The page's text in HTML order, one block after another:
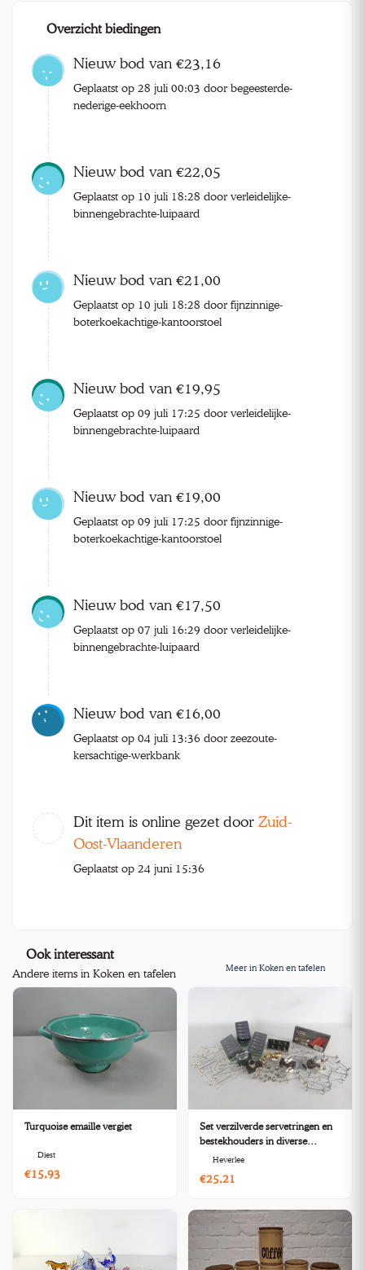
Overzicht biedingen
Nieuw bod van €23,16
Geplaatst op 28 juli 00:03 door begeesterde-
nederige-eekhoorn
Nieuw bod van €22,05
Geplaatst op 10 juli 18:28 door verleidelijke-
binnengebrachte-luipaard
Nieuw bod van €21,00
Geplaatst op 10 juli 18:28 door fijnzinnige-
boterkoekachtige-kantoorstoel
Nieuw bod van €19,95
Geplaatst op 09 juli 17:25 door verleidelijke-
binnengebrachte-luipaard
Nieuw bod van €19,00
Geplaatst op 09 juli 17:25 door fijnzinnige-
boterkoekachtige-kantoorstoel
Nieuw bod van €17,50
Geplaatst op 07 juli 16:29 door verleidelijke-
binnengebrachte-luipaard
Nieuw bod van €16,00
Geplaatst op 04 juli 13:36 door zeezoute-
kersachtige-werkbank
Dit item is online gezet door Zuid-
Oost-Vlaanderen
Geplaatst op 24 juni 15:36
Ook interessant
Andere items in Koken en tafelen Meer in Koken en tafelen
Turquoise emaille vergiet
Diest
€15,93
Set verzilverde servetringen en
bestekhouders in diverse
vormen
Heverlee
€25,21